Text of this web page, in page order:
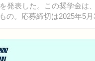
発表した。この奨学金は
の。応募締切は2025年5